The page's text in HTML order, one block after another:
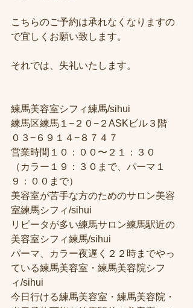
こちらのご予約は承れなくなりますの
で宜しくお願い致します。
それでは、失礼いたします。
練馬美容室シフィ練馬/sihui
練馬区練馬１−２０−２ASKビル３階
０３−６９１４−８７４７
営業時間１０：００〜２１：３０
（カラー１９：３０まで、パーマ１
９：００まで）
美容室が苦手な方のためのサロン美容
室練馬シフィ/sihui
リピータが多い練馬サロン練馬駅近の
美容室シフィ練馬/sihui
パーマ、カラー夜遅く２２時までやっ
ている練馬美容室・練馬美容院シフ
ィ/sihui
今日行ける練馬美容室・練馬美容院・